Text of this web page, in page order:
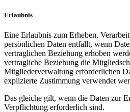
Erlaubnis
Eine Erlaubnis zum Erheben,
persönlichen Daten entfällt, wenn
vertraglichen Beziehung erhoben
vertragliche Beziehung die
Mitgliederverwaltung erforderlichen
explizierte Zustimmung verwendet
Das gleiche gilt, wenn die Daten zur
Verpflichtung erforderlich sind.